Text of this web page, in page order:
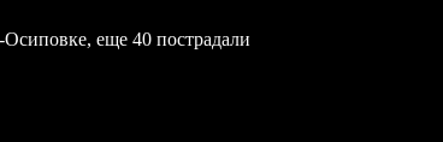
еще 40 пострадали